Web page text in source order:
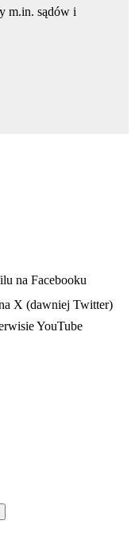
m.in. sądów i
na Facebooku
X (dawniej Twitter)
YouTube